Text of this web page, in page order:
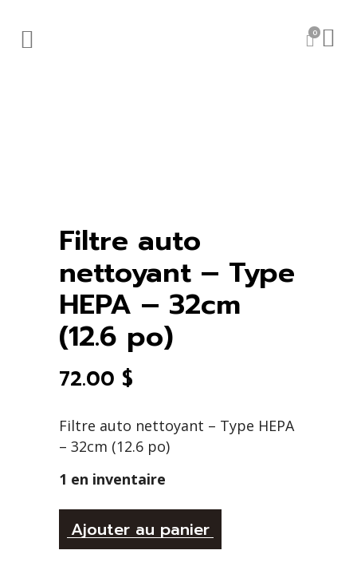
0
Filtre auto
nettoyant – Type
HEPA – 32cm
(12.6 po)
72.00 $
Filtre auto nettoyant – Type HEPA
– 32cm (12.6 po)
1 en inventaire
Filtre
auto
Ajouter au panier